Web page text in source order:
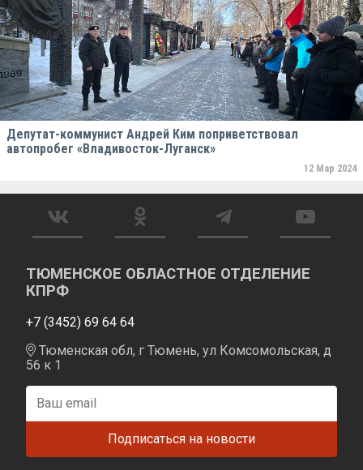
Депутат-коммунист Андрей Ким поприветствовал
автопробег «Владивосток-Луганск»
12 Мар 2024
ТЮМЕНСКОЕ ОБЛАСТНОЕ ОТДЕЛЕНИЕ
КПРФ
+7 (3452) 69 64 64
Тюменская обл, г Тюмень, ул Комсомольская, д
56 к 1